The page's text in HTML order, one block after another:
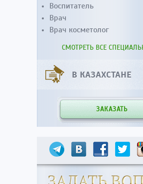
Воспитатель
Врач
Врач косметолог
СМОТРЕТЬ ВСЕ
В КАЗАХСТАНЕ
ЗАКАЗАТЬ